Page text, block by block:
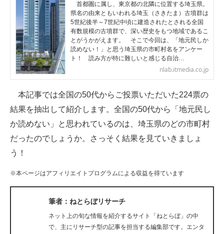
ビジネスと働き方のヒント
AI活用のいまが分かる
企業ITのトレンドを詳説
マーケ×ITの今がよく分かる
ITエンジニア向け専門サイト
企業向けIT製品の総合サイト
製造業のIT導入・活用を支援
モノづくり技術者専門サイト
エレクトロニクス専門サイト
首都圏に属し、東京都の北隣に位置する埼玉県。
県名の由来ともいわれる埼玉（さきたま）古墳群は
5世紀後半～7世紀中頃に建造されたとされる全国
有数規模の古墳群で、深い歴史をもつ地域であるこ
とがうかがえます。 そこで今回は、「地元民しか
読めない！」と思う埼玉県の市町村名をアンケー
ト！ 読み方が特に難しいと感じる自治…
nlab.itmedia.co.jp
本記事では全国の50代からご投票いただいた224票の
結果を抽出して紹介します。全国の50代から「地元民し
か読めない」と思われているのは、埼玉県のどの市町村
だったのでしょうか。さっそく結果を見ていきましょ
う！
※本ページはアフィリエイトプログラムによる収益を得ています
筆者：ねとらぼリサーチ
ネット上の旬な情報を紹介するサイト「ねとらぼ」の中
で、主にリサーチ型の記事を担当する編集部です。エンタ